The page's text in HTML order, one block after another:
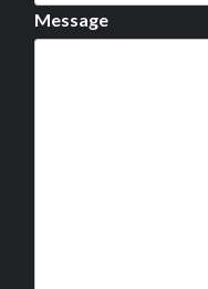
Message